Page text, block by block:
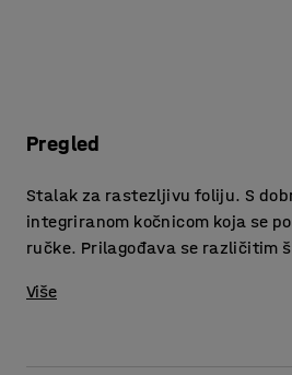
Pregled
Stalak za rastezljivu foliju. S
integriranom kočnicom koja se
ručke. Prilagođava se različitim
Više